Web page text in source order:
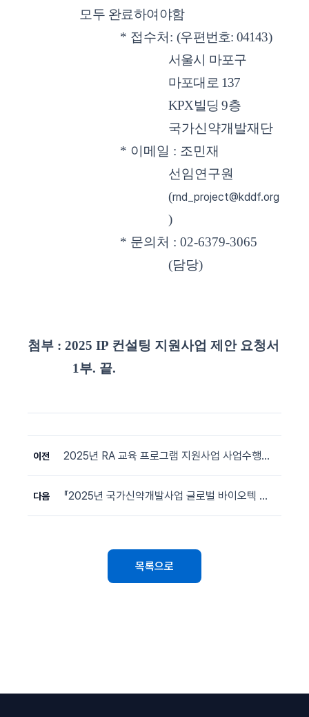
모두 완료하여야함
* 접수처 :(우편번호: 04143)
서울시 마포구
마포대로 137
KPX빌딩9층
국가신약개발재단
* 이메일 : 조민재
선임연구원
(rnd_project@kddf.org
)
* 문의처 : 02-6379-3065
(담당)
첨부 : 2025 IP 컨설팅 지원사업 제안 요청서
1부. 끝.
이전 2025년 RA 교육 프로그램 지원사업 사업수행기관 모집 공고
다음 『2025년 국가신약개발사업 글로벌 바이오텍 쇼케이스』 용역 입찰공고
목록으로